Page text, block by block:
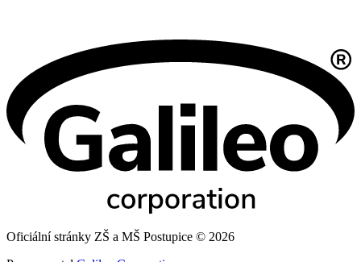
Oficiální stránky ZŠ a MŠ Postupice © 2026